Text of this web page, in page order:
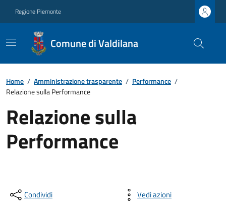
Regione Piemonte
Comune di Valdilana
Home / Amministrazione trasparente / Performance /
Relazione sulla Performance
Relazione sulla
Performance
Condividi Vedi azioni